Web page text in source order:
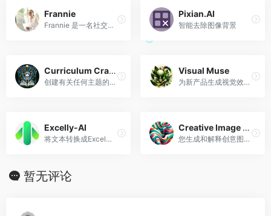
Frannie
Frannie 是一名社交媒体策略师、销售、商业、电子邮件领域的专家文案，了解生活教练营销的所有细节，并且获得了 ICF 认证。
Pixian.AI
智能去除图像背景
Curriculum Crafter: Walter Brightman
创建有关任何主题的详细课程。辅导你
Visual Muse
为新产品生成视觉效果的创意助手。
Excelly-AI
将文本转换成Excel或Google Sheets公式
Creative Image Generator
您生成和解释创意图像的合作伙伴。
暂无评论